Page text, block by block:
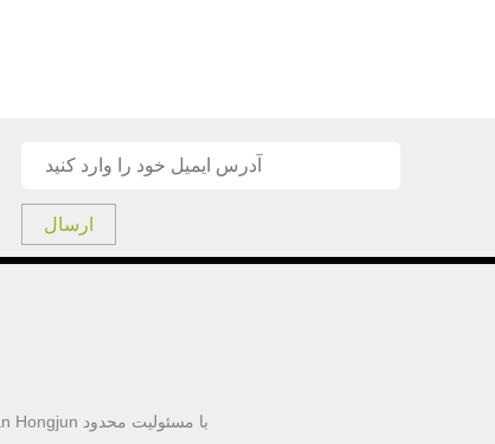
ارسال
شرکت فناوری الکترونیکی Dongguan Hongjun با مسئولیت محدود